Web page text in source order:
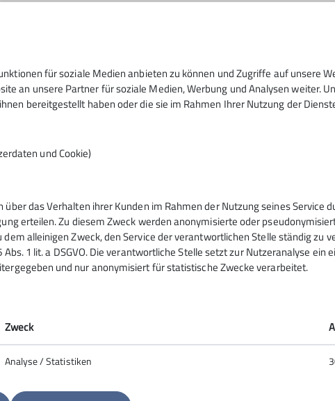
DAV
für soziale Medien anbieten zu können und Zugriffe auf unsere
an unsere Partner für soziale Medien, Werbung und Analysen weiter.
bereitgestellt haben oder die sie im Rahmen Ihrer Nutzung der
und Cookie)
das Verhalten ihrer Kunden im Rahmen der Nutzung seines Service
erteilen. Zu diesem Zweck werden anonymisierte oder
alleinigen Zweck, den Service der verantwortlichen Stelle ständig zu
1 lit. a DSGVO. Die verantwortliche Stelle setzt zur Nutzeranalyse ein
und nur anonymisiert für statistische Zwecke verarbeitet.
Zweck
Analyse / Statistiken